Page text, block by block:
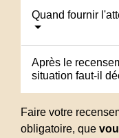
Quand fournir
Après le
situation faut-il
Faire votre
obligatoire, que